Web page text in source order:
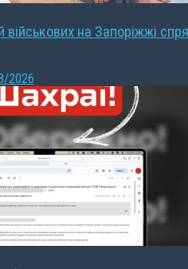
військових на Запоріжжі
2026